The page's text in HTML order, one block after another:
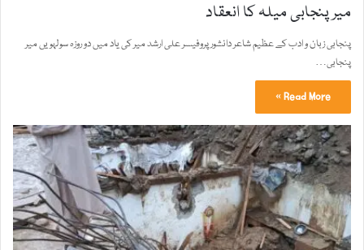
میر پنجابی میلہ کا انعقاد
پنجابی زبان و ادب کے عظیم شاعر دانشور پروفیسر علی ارشد میر کی یاد میں دو روزہ سولہویں میر
پنجابی…
Read More »